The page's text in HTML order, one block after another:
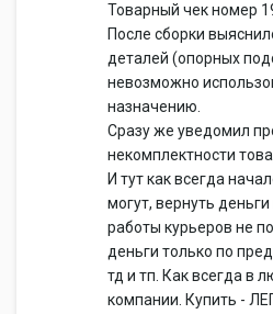
Товарный чек номер
После сборки
деталей (опорных
невозможно
назначению.
Сразу же уведомил
некомплектности
И тут как всегда
могут, вернуть
работы курьеров не
деньги только по
тд и тп. Как всегда в
компании. Купить -